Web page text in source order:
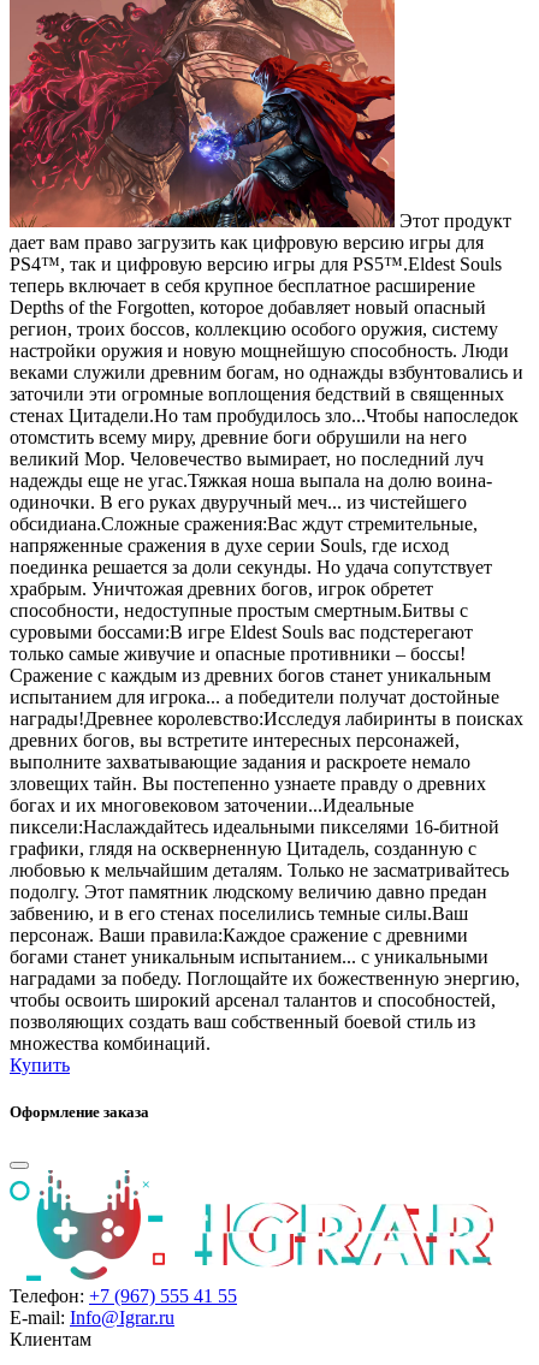
Этот продукт
дает вам право загрузить как цифровую версию игры для
PS4™, так и цифровую версию игры для PS5™.Eldest Souls
теперь включает в себя крупное бесплатное расширение
Depths of the Forgotten, которое добавляет новый опасный
регион, троих боссов, коллекцию особого оружия, систему
настройки оружия и новую мощнейшую способность. Люди
веками служили древним богам, но однажды взбунтовались и
заточили эти огромные воплощения бедствий в священных
стенах Цитадели.Но там пробудилось зло...Чтобы напоследок
отомстить всему миру, древние боги обрушили на него
великий Мор. Человечество вымирает, но последний луч
надежды еще не угас.Тяжкая ноша выпала на долю воина-
одиночки. В его руках двуручный меч... из чистейшего
обсидиана.Сложные сражения:Вас ждут стремительные,
напряженные сражения в духе серии Souls, где исход
поединка решается за доли секунды. Но удача сопутствует
храбрым. Уничтожая древних богов, игрок обретет
способности, недоступные простым смертным.Битвы с
суровыми боссами:В игре Eldest Souls вас подстерегают
только самые живучие и опасные противники – боссы!
Сражение с каждым из древних богов станет уникальным
испытанием для игрока... а победители получат достойные
награды!Древнее королевство:Исследуя лабиринты в поисках
древних богов, вы встретите интересных персонажей,
выполните захватывающие задания и раскроете немало
зловещих тайн. Вы постепенно узнаете правду о древних
богах и их многовековом заточении...Идеальные
пиксели:Наслаждайтесь идеальными пикселями 16-битной
графики, глядя на оскверненную Цитадель, созданную с
любовью к мельчайшим деталям. Только не засматривайтесь
подолгу. Этот памятник людскому величию давно предан
забвению, и в его стенах поселились темные силы.Ваш
персонаж. Ваши правила:Каждое сражение с древними
богами станет уникальным испытанием... с уникальными
наградами за победу. Поглощайте их божественную энергию,
чтобы освоить широкий арсенал талантов и способностей,
позволяющих создать ваш собственный боевой стиль из
множества комбинаций.
Купить
Оформление заказа
Телефон: +7 (967) 555 41 55
E-mail: Info@Igrar.ru
Клиентам